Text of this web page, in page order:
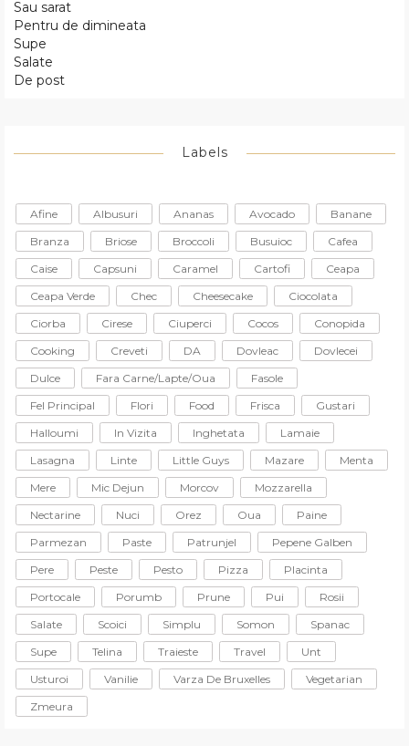
Sau sarat
Pentru de dimineata
Supe
Salate
De post
Labels
Afine Albusuri Ananas Avocado
Banane
Branza
Briose Broccoli Busuioc
Cafea
Caise
Capsuni Caramel Cartofi
Ceapa
Ceapa Verde
Chec Cheesecake
Ciocolata
Ciorba
Cirese Ciuperci Cocos
Conopida
Cooking
Creveti DA Dovleac
Dovlecei
Dulce
Fara Carne/lapte/oua
Fasole
Fel Principal
Flori Food Frisca
Gustari
Halloumi
In Vizita Inghetata
Lamaie
Lasagna
Linte Little Guys Mazare
Menta
Mere
Mic Dejun Morcov
Mozzarella
Nectarine
Nuci Orez Oua
Paine
Parmezan
Paste Patrunjel
Pepene Galben
Pere
Peste Pesto Pizza
Placinta
Portocale
Porumb Prune Pui
Rosii
Salate
Scoici Simplu Somon
Spanac
Supe
Telina Traieste Travel
Unt
Usturoi
Vanilie Varza De Bruxelles
Vegetarian
Zmeura